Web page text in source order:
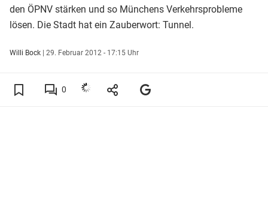
den ÖPNV stärken und so Münchens Verkehrsprobleme
lösen. Die Stadt hat ein Zauberwort: Tunnel.
Willi Bock | 29. Februar 2012 - 17:15 Uhr
0